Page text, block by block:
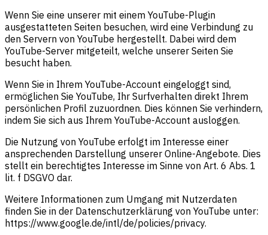
Wenn Sie eine unserer mit einem YouTube-Plugin
ausgestatteten Seiten besuchen, wird eine Verbindung zu
den Servern von YouTube hergestellt. Dabei wird dem
YouTube-Server mitgeteilt, welche unserer Seiten Sie
besucht haben.
Wenn Sie in Ihrem YouTube-Account eingeloggt sind,
ermöglichen Sie YouTube, Ihr Surfverhalten direkt Ihrem
persönlichen Profil zuzuordnen. Dies können Sie verhindern,
indem Sie sich aus Ihrem YouTube-Account ausloggen.
Die Nutzung von YouTube erfolgt im Interesse einer
ansprechenden Darstellung unserer Online-Angebote. Dies
stellt ein berechtigtes Interesse im Sinne von Art. 6 Abs. 1
lit. f DSGVO dar.
Weitere Informationen zum Umgang mit Nutzerdaten
finden Sie in der Datenschutzerklärung von YouTube unter:
https://www.google.de/intl/de/policies/privacy.